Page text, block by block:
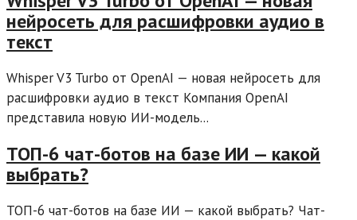
нейросеть для расшифровки аудио в
текст
Whisper V3 Turbo от OpenAI — новая нейросеть для
расшифровки аудио в текст Компания OpenAI
представила новую ИИ-модель...
ТОП-6 чат-ботов на базе ИИ — какой
выбрать?
ТОП-6 чат-ботов на базе ИИ — какой выбрать? Чат-